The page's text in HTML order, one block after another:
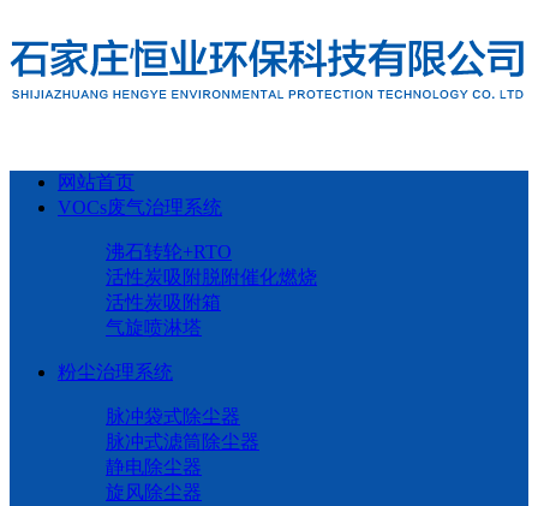
网站首页
VOCs废气治理系统
沸石转轮+RTO
活性炭吸附脱附催化燃烧
活性炭吸附箱
气旋喷淋塔
粉尘治理系统
脉冲袋式除尘器
脉冲式滤筒除尘器
静电除尘器
旋风除尘器